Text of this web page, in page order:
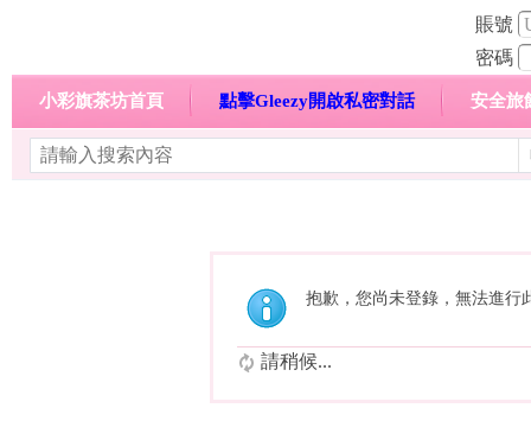
賬號
密碼
小彩旗茶坊首頁 點擊Gleezy開啟私密對話 安全旅
抱歉，您尚未登錄，無法進行
請稍候...